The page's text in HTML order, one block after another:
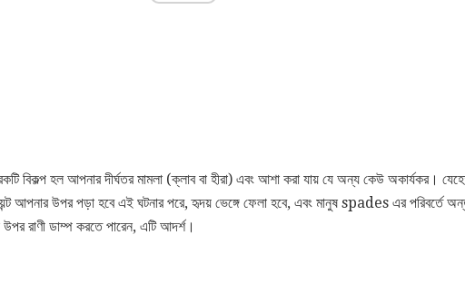
বিকল্প হল আপনার দীর্ঘতর মামলা (ক্লাব বা হীরা) এবং আশা করা যায় যে অন্য কেউ অকার্যকর।
আপনার উপর পড়া হবে এই ঘটনার পরে, হৃদয় ভেঙ্গে ফেলা হবে, এবং মানুষ spades এর পরিবর্তে
রাণী ডাম্প করতে পারেন, এটি আদর্শ।